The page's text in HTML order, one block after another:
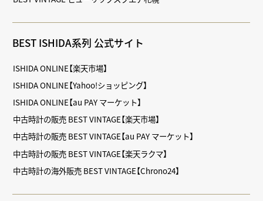
BEST ISHIDA系列 公式サイト
ISHIDA ONLINE【楽天市場】
ISHIDA ONLINE【Yahoo!ショッピング】
ISHIDA ONLINE【au PAY マーケット】
中古時計の販売 BEST VINTAGE【楽天市場】
中古時計の販売 BEST VINTAGE【au PAY マーケット】
中古時計の販売 BEST VINTAGE【楽天ラクマ】
中古時計の海外販売 BEST VINTAGE【Chrono24】